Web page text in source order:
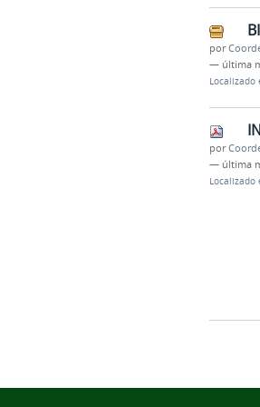
por
— última
Localizado
por
— última
Localizado